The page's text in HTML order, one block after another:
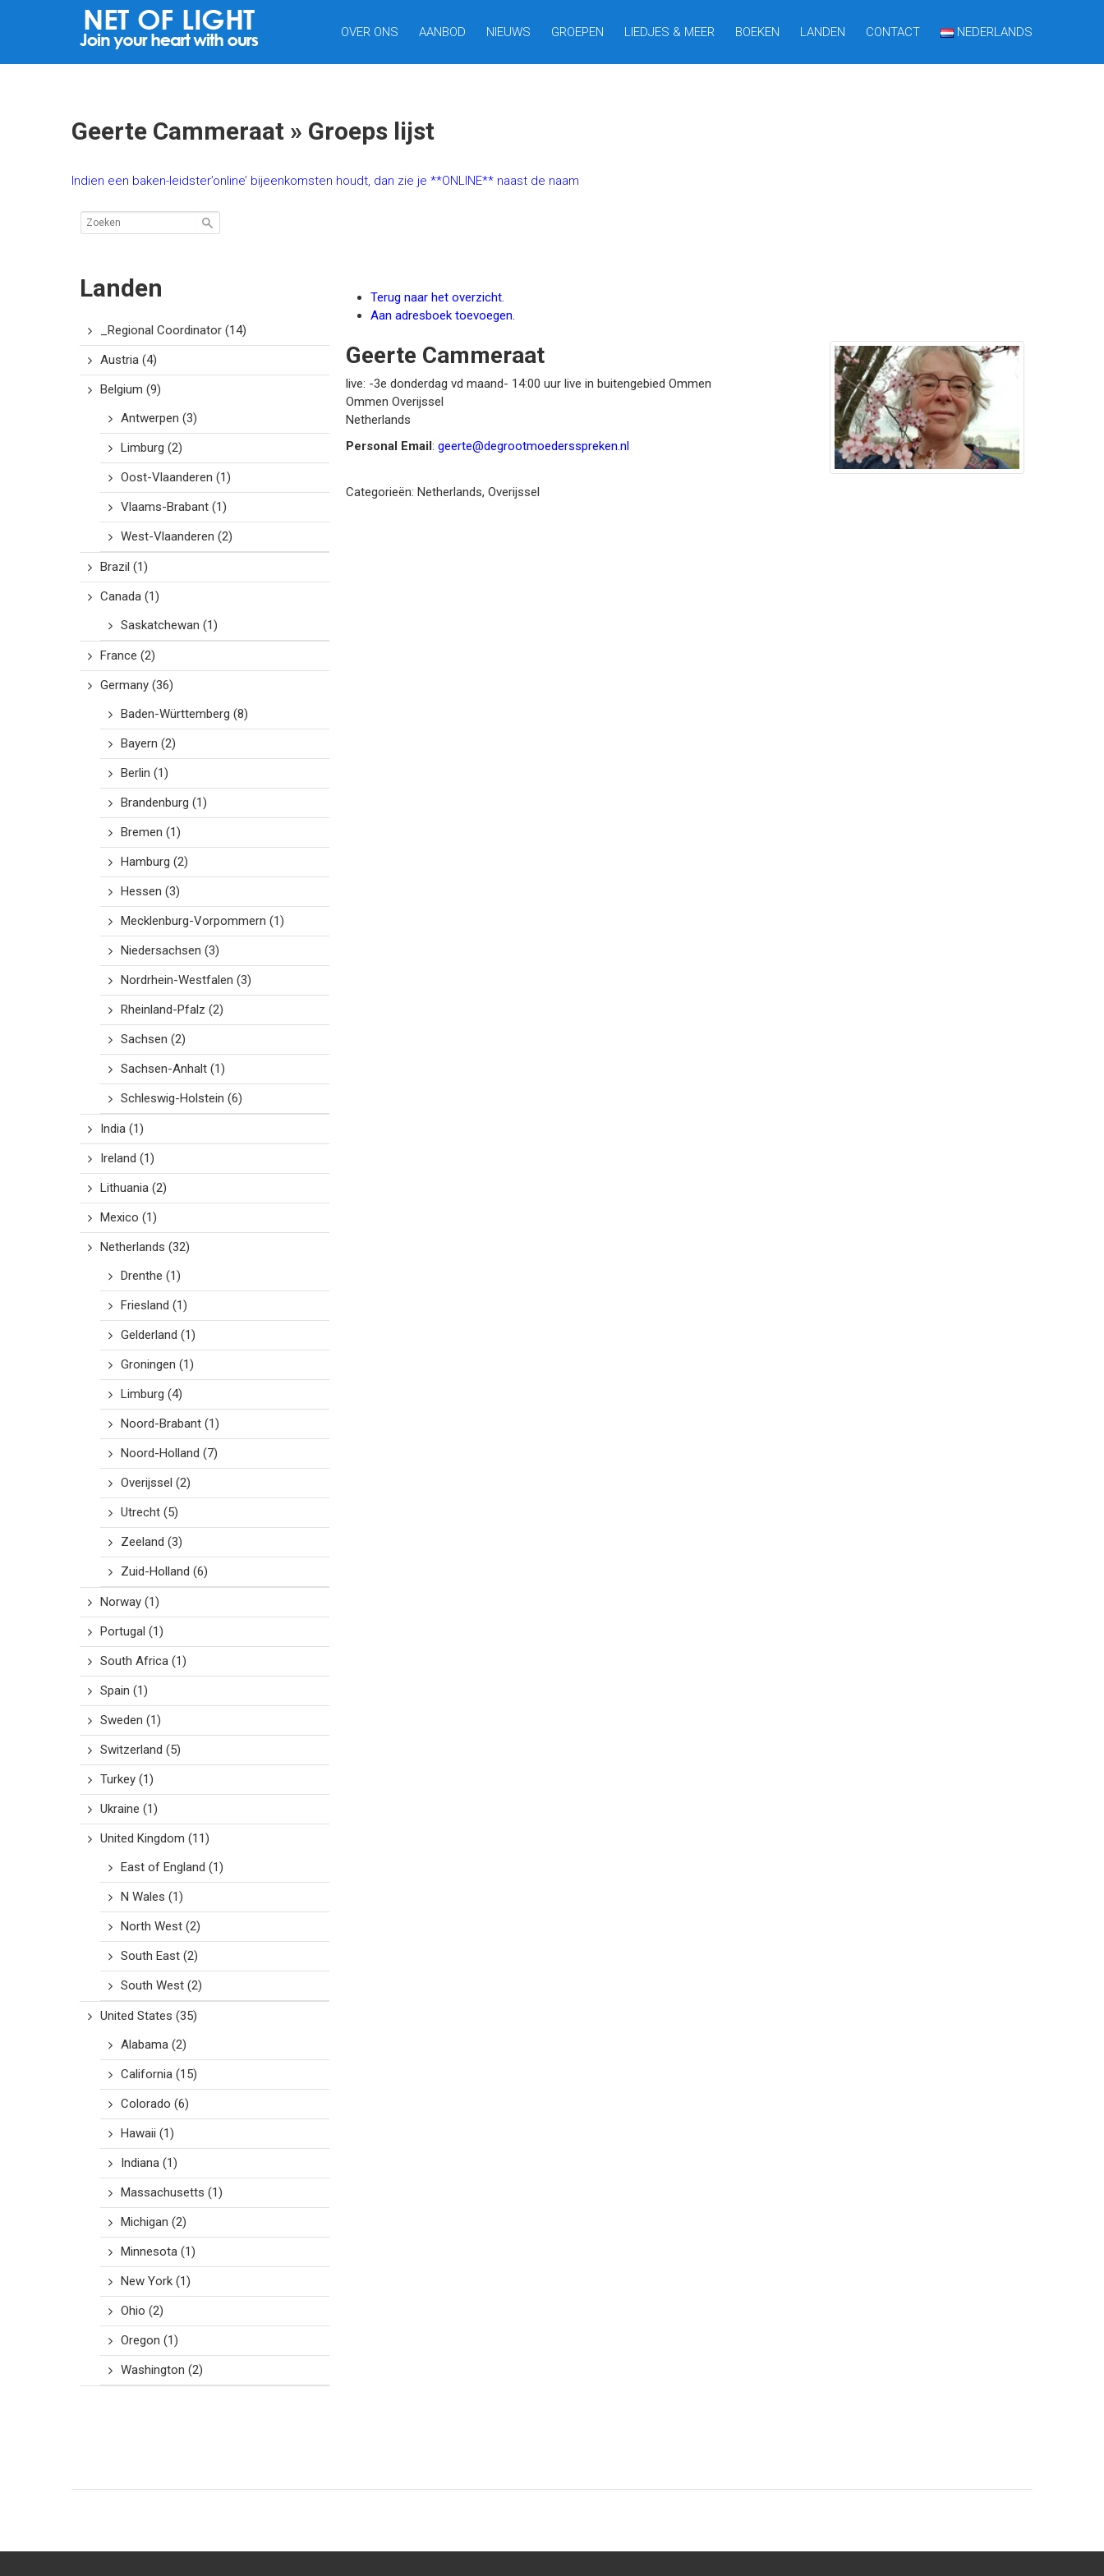
OVER ONS AANBOD NIEUWS GROEPEN LIEDJES & MEER BOEKEN LANDEN CONTACT NEDERLANDS
Geerte Cammeraat » Groeps lijst
Indien een baken-leidster’online’ bijeenkomsten houdt, dan zie je **ONLINE** naast de naam
Landen
_Regional Coordinator (14)
Austria (4)
Belgium (9)
Antwerpen (3)
Limburg (2)
Oost-Vlaanderen (1)
Vlaams-Brabant (1)
West-Vlaanderen (2)
Brazil (1)
Canada (1)
Saskatchewan (1)
France (2)
Germany (36)
Baden-Württemberg (8)
Bayern (2)
Berlin (1)
Brandenburg (1)
Bremen (1)
Hamburg (2)
Hessen (3)
Mecklenburg-Vorpommern (1)
Niedersachsen (3)
Nordrhein-Westfalen (3)
Rheinland-Pfalz (2)
Sachsen (2)
Sachsen-Anhalt (1)
Schleswig-Holstein (6)
India (1)
Ireland (1)
Lithuania (2)
Mexico (1)
Netherlands (32)
Drenthe (1)
Friesland (1)
Gelderland (1)
Groningen (1)
Limburg (4)
Noord-Brabant (1)
Noord-Holland (7)
Overijssel (2)
Utrecht (5)
Zeeland (3)
Zuid-Holland (6)
Norway (1)
Portugal (1)
South Africa (1)
Spain (1)
Sweden (1)
Switzerland (5)
Turkey (1)
Ukraine (1)
United Kingdom (11)
East of England (1)
N Wales (1)
North West (2)
South East (2)
South West (2)
United States (35)
Alabama (2)
California (15)
Colorado (6)
Hawaii (1)
Indiana (1)
Massachusetts (1)
Michigan (2)
Minnesota (1)
New York (1)
Ohio (2)
Oregon (1)
Washington (2)
Terug naar het overzicht.
Aan adresboek toevoegen.
Geerte Cammeraat
live: -3e donderdag vd maand- 14:00 uur live in buitengebied Ommen
Ommen Overijssel
Netherlands
Personal Email: geerte@degrootmoedersspreken.nl
Categorieën: Netherlands, Overijssel